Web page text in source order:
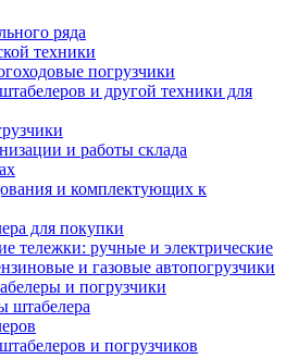
ряда
техники
погрузчики
и другой техники для
и работы склада
и комплектующих к
для покупки
тележки: ручные и электрические
и газовые автопогрузчики
и погрузчики
штабелера
и погрузчиков